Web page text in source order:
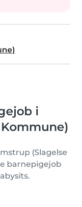
i
(Slagelse
barnepigejob